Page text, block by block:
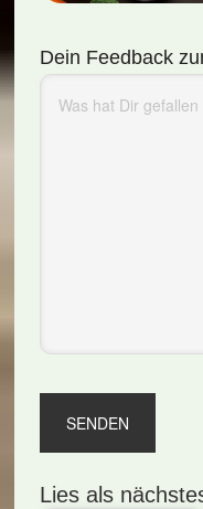
Dein Feedback
Lies als